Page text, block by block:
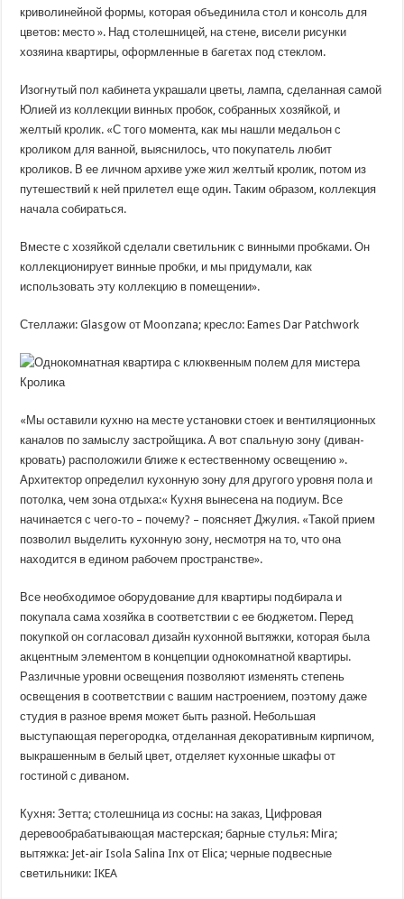
криволинейной формы, которая объединила стол и консоль для
цветов: место ». Над столешницей, на стене, висели рисунки
хозяина квартиры, оформленные в багетах под стеклом.
Изогнутый пол кабинета украшали цветы, лампа, сделанная самой
Юлией из коллекции винных пробок, собранных хозяйкой, и
желтый кролик. «С того момента, как мы нашли медальон с
кроликом для ванной, выяснилось, что покупатель любит
кроликов. В ее личном архиве уже жил желтый кролик, потом из
путешествий к ней прилетел еще один. Таким образом, коллекция
начала собираться.
Вместе с хозяйкой сделали светильник с винными пробками. Он
коллекционирует винные пробки, и мы придумали, как
использовать эту коллекцию в помещении».
Стеллажи: Glasgow от Moonzana; кресло: Eames Dar Patchwork
«Мы оставили кухню на месте установки стоек и вентиляционных
каналов по замыслу застройщика. А вот спальную зону (диван-
кровать) расположили ближе к естественному освещению ».
Архитектор определил кухонную зону для другого уровня пола и
потолка, чем зона отдыха:« Кухня вынесена на подиум. Все
начинается с чего-то – почему? – поясняет Джулия. «Такой прием
позволил выделить кухонную зону, несмотря на то, что она
находится в едином рабочем пространстве».
Все необходимое оборудование для квартиры подбирала и
покупала сама хозяйка в соответствии с ее бюджетом. Перед
покупкой он согласовал дизайн кухонной вытяжки, которая была
акцентным элементом в концепции однокомнатной квартиры.
Различные уровни освещения позволяют изменять степень
освещения в соответствии с вашим настроением, поэтому даже
студия в разное время может быть разной. Небольшая
выступающая перегородка, отделанная декоративным кирпичом,
выкрашенным в белый цвет, отделяет кухонные шкафы от
гостиной с диваном.
Кухня: Зетта; столешница из сосны: на заказ, Цифровая
деревообрабатывающая мастерская; барные стулья: Mira;
вытяжка: Jet-air Isola Salina Inx от Elica; черные подвесные
светильники: IKEA